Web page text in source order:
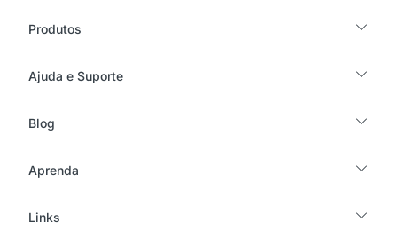
Produtos
Ajuda e Suporte
Blog
Aprenda
Links